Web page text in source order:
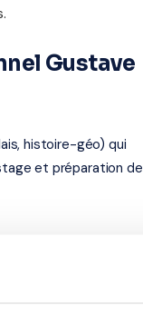
Gustave
histoire-géo) qui
et préparation de
en maths sup/spé,